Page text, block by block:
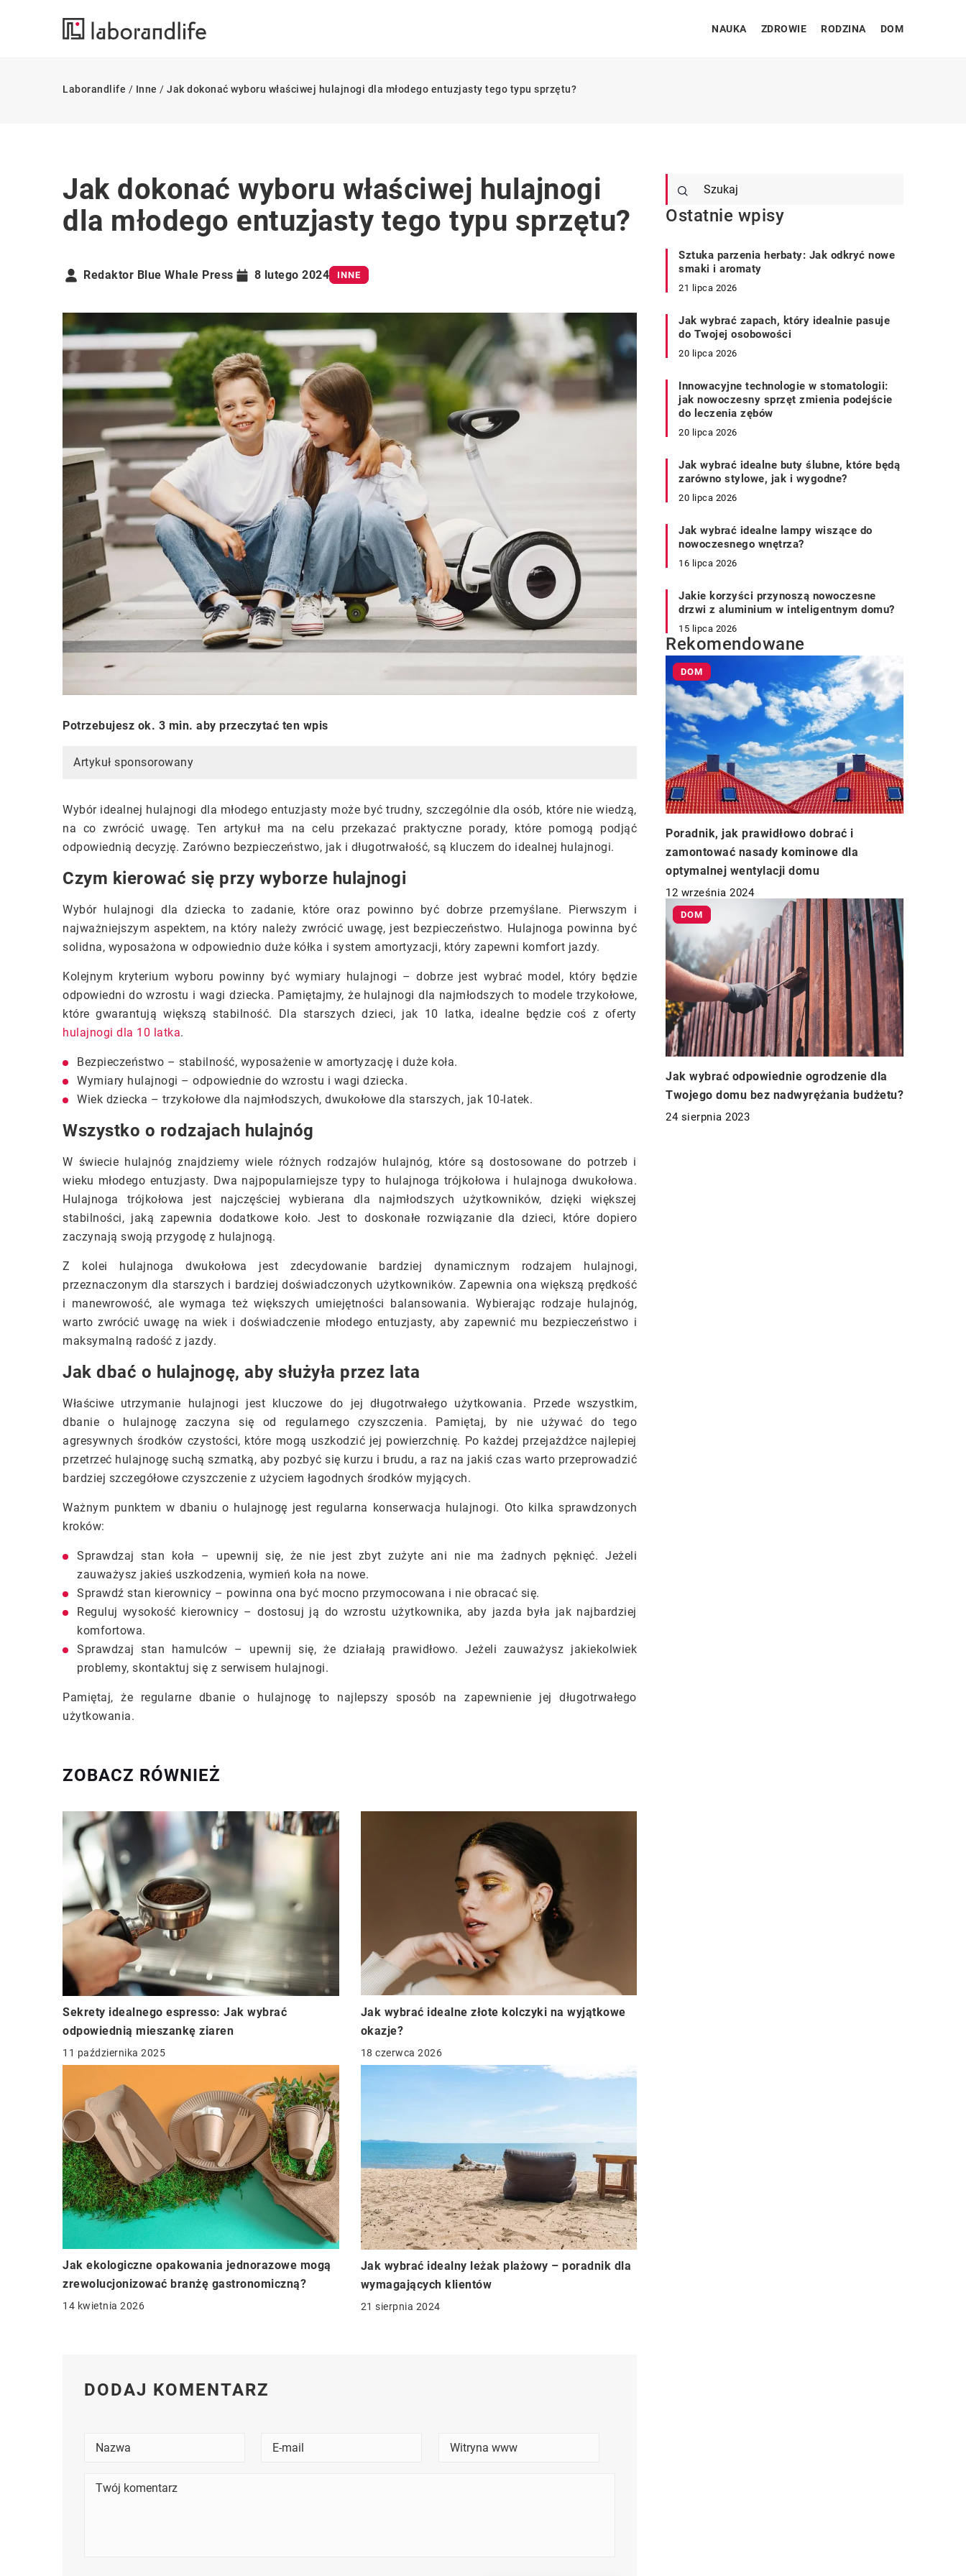
NAUKA ZDROWIE RODZINA DOM
Laborandlife / Inne / Jak dokonać wyboru właściwej hulajnogi dla młodego entuzjasty tego typu sprzętu?
Jak dokonać wyboru właściwej hulajnogi
dla młodego entuzjasty tego typu sprzętu?
Redaktor Blue Whale Press 8 lutego 2024 INNE
Potrzebujesz ok. 3 min. aby przeczytać ten wpis
Artykuł sponsorowany
Wybór idealnej hulajnogi dla młodego entuzjasty może być trudny, szczególnie dla osób, które nie wiedzą,
na co zwrócić uwagę. Ten artykuł ma na celu przekazać praktyczne porady, które pomogą podjąć
odpowiednią decyzję. Zarówno bezpieczeństwo, jak i długotrwałość, są kluczem do idealnej hulajnogi.
Czym kierować się przy wyborze hulajnogi
Wybór hulajnogi dla dziecka to zadanie, które oraz powinno być dobrze przemyślane. Pierwszym i
najważniejszym aspektem, na który należy zwrócić uwagę, jest bezpieczeństwo. Hulajnoga powinna być
solidna, wyposażona w odpowiednio duże kółka i system amortyzacji, który zapewni komfort jazdy.
Kolejnym kryterium wyboru powinny być wymiary hulajnogi – dobrze jest wybrać model, który będzie
odpowiedni do wzrostu i wagi dziecka. Pamiętajmy, że hulajnogi dla najmłodszych to modele trzykołowe,
które gwarantują większą stabilność. Dla starszych dzieci, jak 10 latka, idealne będzie coś z oferty
hulajnogi dla 10 latka.
Bezpieczeństwo – stabilność, wyposażenie w amortyzację i duże koła.
Wymiary hulajnogi – odpowiednie do wzrostu i wagi dziecka.
Wiek dziecka – trzykołowe dla najmłodszych, dwukołowe dla starszych, jak 10-latek.
Wszystko o rodzajach hulajnóg
W świecie hulajnóg znajdziemy wiele różnych rodzajów hulajnóg, które są dostosowane do potrzeb i
wieku młodego entuzjasty. Dwa najpopularniejsze typy to hulajnoga trójkołowa i hulajnoga dwukołowa.
Hulajnoga trójkołowa jest najczęściej wybierana dla najmłodszych użytkowników, dzięki większej
stabilności, jaką zapewnia dodatkowe koło. Jest to doskonałe rozwiązanie dla dzieci, które dopiero
zaczynają swoją przygodę z hulajnogą.
Z kolei hulajnoga dwukołowa jest zdecydowanie bardziej dynamicznym rodzajem hulajnogi,
przeznaczonym dla starszych i bardziej doświadczonych użytkowników. Zapewnia ona większą prędkość
i manewrowość, ale wymaga też większych umiejętności balansowania. Wybierając rodzaje hulajnóg,
warto zwrócić uwagę na wiek i doświadczenie młodego entuzjasty, aby zapewnić mu bezpieczeństwo i
maksymalną radość z jazdy.
Jak dbać o hulajnogę, aby służyła przez lata
Właściwe utrzymanie hulajnogi jest kluczowe do jej długotrwałego użytkowania. Przede wszystkim,
dbanie o hulajnogę zaczyna się od regularnego czyszczenia. Pamiętaj, by nie używać do tego
agresywnych środków czystości, które mogą uszkodzić jej powierzchnię. Po każdej przejażdżce najlepiej
przetrzeć hulajnogę suchą szmatką, aby pozbyć się kurzu i brudu, a raz na jakiś czas warto przeprowadzić
bardziej szczegółowe czyszczenie z użyciem łagodnych środków myjących.
Ważnym punktem w dbaniu o hulajnogę jest regularna konserwacja hulajnogi. Oto kilka sprawdzonych
kroków:
Sprawdzaj stan koła – upewnij się, że nie jest zbyt zużyte ani nie ma żadnych pęknięć. Jeżeli
zauważysz jakieś uszkodzenia, wymień koła na nowe.
Sprawdź stan kierownicy – powinna ona być mocno przymocowana i nie obracać się.
Reguluj wysokość kierownicy – dostosuj ją do wzrostu użytkownika, aby jazda była jak najbardziej
komfortowa.
Sprawdzaj stan hamulców – upewnij się, że działają prawidłowo. Jeżeli zauważysz jakiekolwiek
problemy, skontaktuj się z serwisem hulajnogi.
Pamiętaj, że regularne dbanie o hulajnogę to najlepszy sposób na zapewnienie jej długotrwałego
użytkowania.
ZOBACZ RÓWNIEŻ
Sekrety idealnego espresso: Jak wybrać
odpowiednią mieszankę ziaren
11 października 2025
Jak wybrać idealne złote kolczyki na wyjątkowe
okazje?
18 czerwca 2026
Jak ekologiczne opakowania jednorazowe mogą
zrewolucjonizować branżę gastronomiczną?
14 kwietnia 2026
Jak wybrać idealny leżak plażowy – poradnik dla
wymagających klientów
21 sierpnia 2024
DODAJ KOMENTARZ
Ostatnie wpisy
Sztuka parzenia herbaty: Jak odkryć nowe
smaki i aromaty
21 lipca 2026
Jak wybrać zapach, który idealnie pasuje
do Twojej osobowości
20 lipca 2026
Innowacyjne technologie w stomatologii:
jak nowoczesny sprzęt zmienia podejście
do leczenia zębów
20 lipca 2026
Jak wybrać idealne buty ślubne, które będą
zarówno stylowe, jak i wygodne?
20 lipca 2026
Jak wybrać idealne lampy wiszące do
nowoczesnego wnętrza?
16 lipca 2026
Jakie korzyści przynoszą nowoczesne
drzwi z aluminium w inteligentnym domu?
15 lipca 2026
Rekomendowane
DOM
Poradnik, jak prawidłowo dobrać i
zamontować nasady kominowe dla
optymalnej wentylacji domu
12 września 2024
DOM
Jak wybrać odpowiednie ogrodzenie dla
Twojego domu bez nadwyrężania budżetu?
24 sierpnia 2023